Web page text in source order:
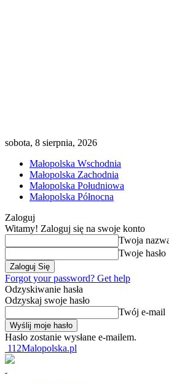
sobota, 8 sierpnia, 2026
Małopolska Wschodnia
Małopolska Zachodnia
Małopolska Południowa
Małopolska Północna
Zaloguj
Witamy! Zaloguj się na swoje konto
Twoja
Twoje hasło
Forgot your password? Get help
Odzyskiwanie hasła
Odzyskaj swoje hasło
Twój e-mail
Hasło zostanie wysłane e-mailem.
112Malopolska.pl